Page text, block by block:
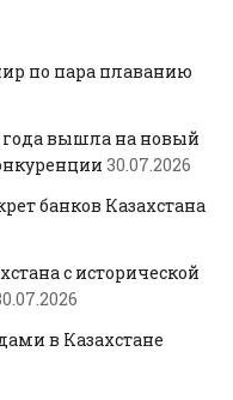
по пара плаванию
года вышла на новый
30.07.2026
банков Казахстана
с исторической
в Казахстане